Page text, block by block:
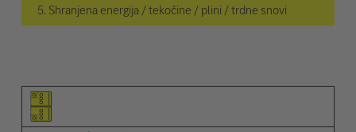
5. Shranjena energija / tekočine / plini / trdne snovi
Piktogram elementa
Piktogrami opozoril
Opis